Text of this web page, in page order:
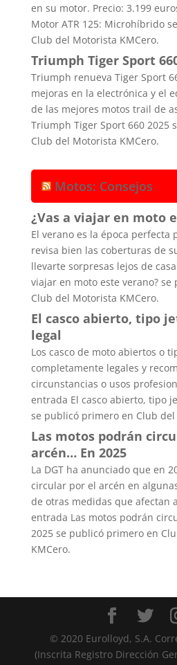
en su motor. Precio: 3.199
Motor ATR 125: Microhíbrido
Club del Motorista KMCero.
Triumph Tiger Sport
Triumph renueva Tiger Sport
mejoras en la electrónica y el
de las mejores motos trail de
Triumph Tiger Sport 660 2025
Club del Motorista KMCero.
Motos: Consejos
¿Vas a viajar en moto
El verano es la época perfecta
revisa bien las coberturas de
llevarte sorpresas lejos de
viajar en moto este verano?
Club del Motorista KMCero.
El casco abierto, tipo
legal
Los casco de moto abiertos o
completamente legales y
circunstancias o usos
entrada El casco abierto, tipo
se publicó primero en Club
Las motos podrán
arcén… En 2025
La DGT ha anunciado que en
circular por el arcén en
de otras medidas que afectan
entrada Las motos podrán
2025 se publicó primero en
KMCero.
© 2020 Eurolloyd, S.A.
(Inscrita Registro Dirección